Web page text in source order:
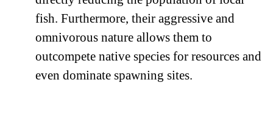
fish. Furthermore, their aggressive and
omnivorous nature allows them to
outcompete native species for resources and
even dominate spawning sites.